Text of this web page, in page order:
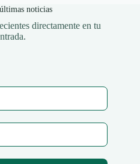
noticias
directamente en tu